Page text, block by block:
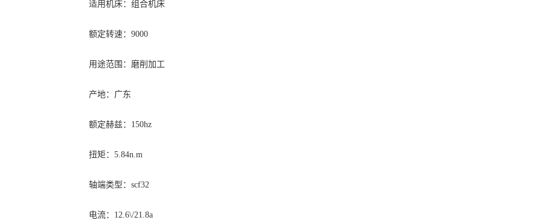
适用机床：组合机床
额定转速：9000
用途范围：磨削加工
产地：广东
额定赫兹：150hz
扭矩：5.84n.m
轴端类型：scf32
电流：12.6\/21.8a